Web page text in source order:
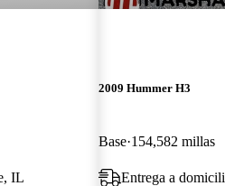
IL
2009 Hummer H3
Base 154,582 millas
Entrega a